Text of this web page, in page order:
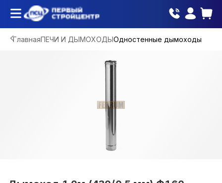
ГлавнаяПЕЧИ И ДЫМОХОДЫОдностенные дымоходы